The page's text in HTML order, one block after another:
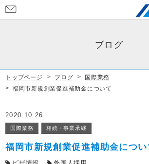
問
ブログ
トップページ ブログ
国際業務
福岡市新規創業促進補助金について
2020.10.26
国際業務 相続・事業承継
福岡市新規創業促進補助金につい